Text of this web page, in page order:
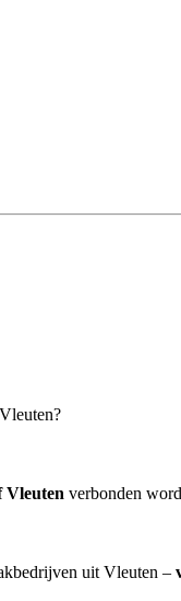
Vleuten verbonden
uit Vleuten –